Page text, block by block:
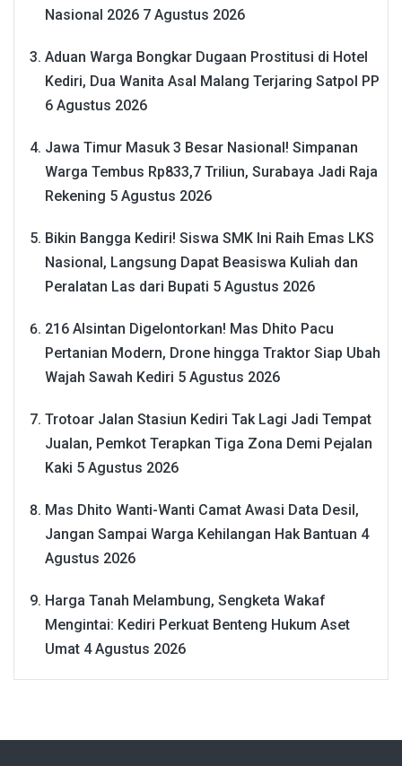
Nasional 2026 7 Agustus 2026
Aduan Warga Bongkar Dugaan Prostitusi di Hotel
Kediri, Dua Wanita Asal Malang Terjaring Satpol PP
6 Agustus 2026
Jawa Timur Masuk 3 Besar Nasional! Simpanan
Warga Tembus Rp833,7 Triliun, Surabaya Jadi Raja
Rekening 5 Agustus 2026
Bikin Bangga Kediri! Siswa SMK Ini Raih Emas LKS
Nasional, Langsung Dapat Beasiswa Kuliah dan
Peralatan Las dari Bupati 5 Agustus 2026
216 Alsintan Digelontorkan! Mas Dhito Pacu
Pertanian Modern, Drone hingga Traktor Siap Ubah
Wajah Sawah Kediri 5 Agustus 2026
Trotoar Jalan Stasiun Kediri Tak Lagi Jadi Tempat
Jualan, Pemkot Terapkan Tiga Zona Demi Pejalan
Kaki 5 Agustus 2026
Mas Dhito Wanti-Wanti Camat Awasi Data Desil,
Jangan Sampai Warga Kehilangan Hak Bantuan 4
Agustus 2026
Harga Tanah Melambung, Sengketa Wakaf
Mengintai: Kediri Perkuat Benteng Hukum Aset
Umat 4 Agustus 2026